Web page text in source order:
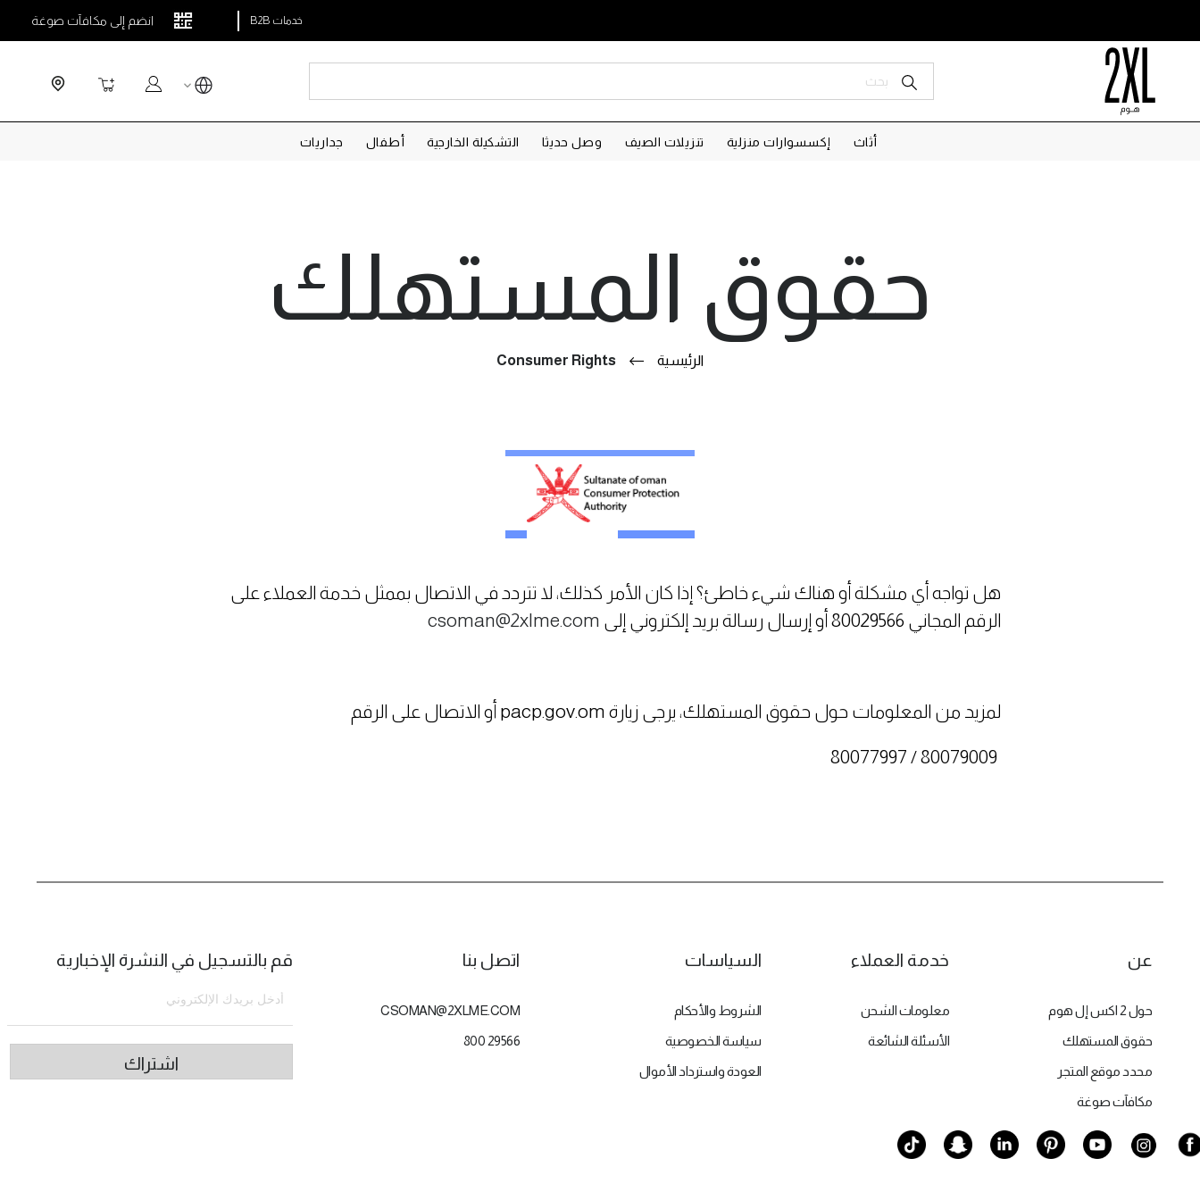
خدمات B2B انضم إلى مكافآت صوغة
سلة التسوق
أثاث إكسسوارات منزلية تنزيلات الصيف وصل حديثا التشكيلة الخارجية أطفال جداريات
حقوق المستهلك
الرئيسية Consumer Rights
هل تواجه أي مشكلة أو هناك شيء خاطئ؟ إذا كان الأمر كذلك، لا تتردد في الاتصال بممثل خدمة العملاء على
الرقم المجاني 80029566 أو إرسال رسالة بريد إلكتروني إلى
csoman@2xlme.com
لمزيد من المعلومات حول حقوق المستهلك، يرجى زيارة pacp.gov.om أو الاتصال على الرقم
80079009 / 80077997
عن
حول 2 اكس إل هوم
حقوق المستهلك
محدد موقع المتجر
مكافآت صوغة
خدمة العملاء
معلومات الشحن
الأسئلة الشائعة
السياسات
الشروط والأحكام
سياسة الخصوصية
العودة واسترداد الأموال
اتصل بنا
CSOMAN@2XLME.COM
800 29566
قم بالتسجيل في النشرة الإخبارية
اشتراك